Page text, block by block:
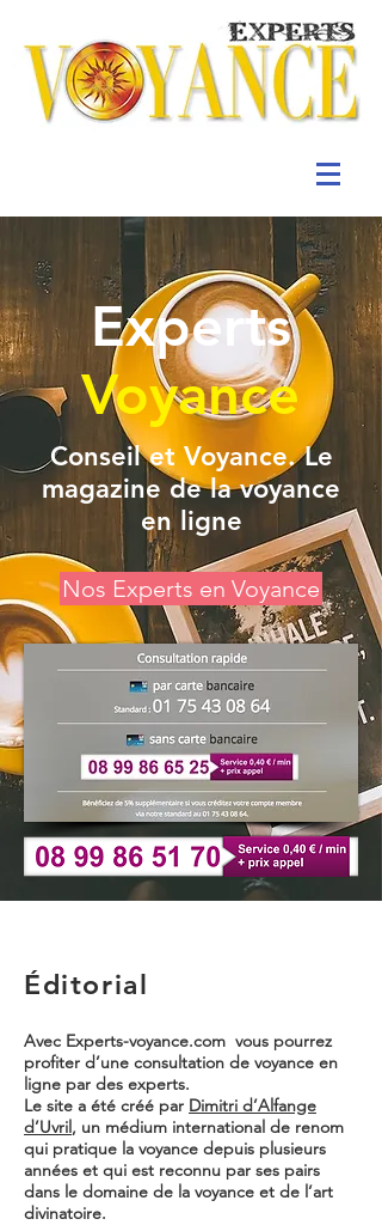
Experts
Voyance
Conseil et Voyance. Le
magazine de la voyance
en ligne
Nos Experts en Voyance
Éditorial
Avec Experts-voyance.com vous pourrez
profiter d’une consultation de voyance en
ligne par des experts.
Le site a été créé par Dimitri d’Alfange
d’Uvril, un médium international de renom
qui pratique la voyance depuis plusieurs
années et qui est reconnu par ses pairs
dans le domaine de la voyance et de l’art
divinatoire.